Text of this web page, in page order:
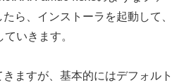
ら、インストーラを起動して、
いきます。
ますが、基本的にはデフォルト